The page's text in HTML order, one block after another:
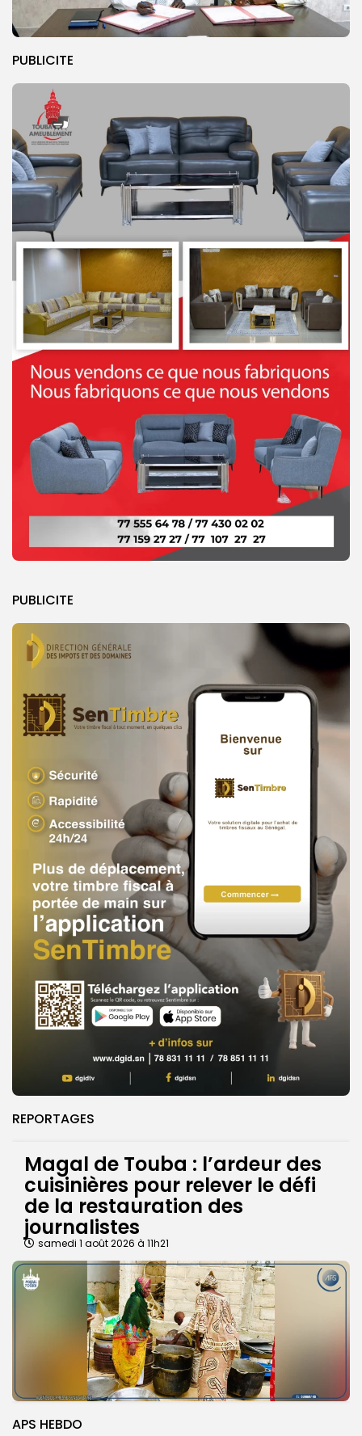
PUBLICITE
PUBLICITE
REPORTAGES
Magal de Touba : l’ardeur des
cuisinières pour relever le défi
de la restauration des
journalistes
samedi 1 août 2026 à 11h21
APS HEBDO